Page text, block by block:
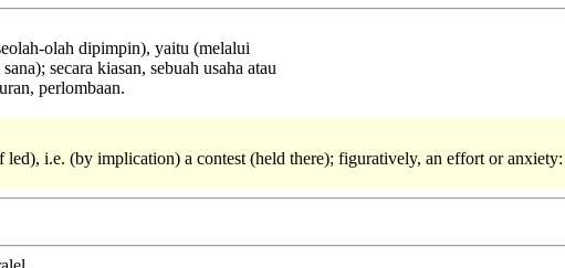
olah dipimpin), yaitu (melalui
secara kiasan, sebuah usaha atau
perlombaan.
led), i.e. (by implication) a contest (held there); figuratively, an effort or